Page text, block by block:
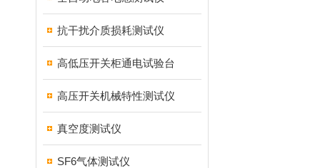
抗干扰介质损耗测试仪
高低压开关柜通电试验台
高压开关机械特性测试仪
真空度测试仪
SF6气体测试仪